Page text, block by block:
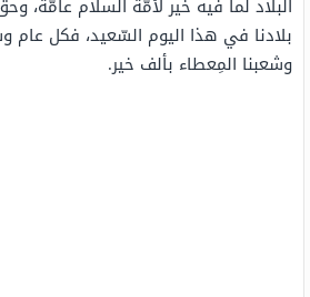
البلاد لما فيه خير لأمّة السلام عامّة،
بلادنا في هذا اليوم السّعيد، فكل عام
وشعبنا المِعطاء بألف خير.